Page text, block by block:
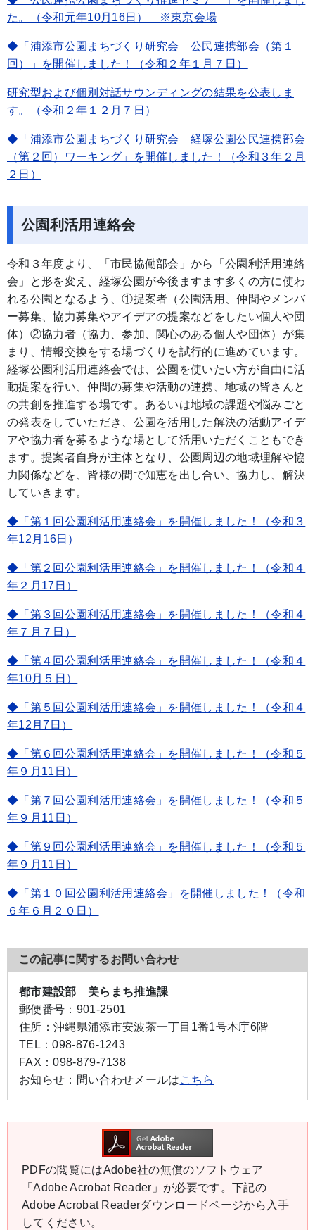
た。（令和元年10月16日） ※東京会場
◆「浦添市公園まちづくり研究会 公民連携部会（第１
回）」を開催しました！（令和２年１月７日）
研究型および個別対話サウンディングの結果を公表しま
す。（令和２年１２月７日）
◆「浦添市公園まちづくり研究会 経塚公園公民連携部会
（第２回）ワーキング」を開催しました！（令和３年２月
２日）
公園利活用連絡会
令和３年度より、「市民協働部会」から「公園利活用連絡
会」と形を変え、経塚公園が今後ますます多くの方に使わ
れる公園となるよう、①提案者（公園活用、仲間やメンバ
ー募集、協力募集やアイデアの提案などをしたい個人や団
体）②協力者（協力、参加、関心のある個人や団体）が集
まり、情報交換をする場づくりを試行的に進めています。
経塚公園利活用連絡会では、公園を使いたい方が自由に活
動提案を行い、仲間の募集や活動の連携、地域の皆さんと
の共創を推進する場です。あるいは地域の課題や悩みごと
の発表をしていただき、公園を活用した解決の活動アイデ
アや協力者を募るような場として活用いただくこともでき
ます。提案者自身が主体となり、公園周辺の地域理解や協
力関係などを、皆様の間で知恵を出し合い、協力し、解決
していきます。
◆「第１回公園利活用連絡会」を開催しました！（令和３
年12月16日）
◆「第２回公園利活用連絡会」を開催しました！（令和４
年２月17日）
◆「第３回公園利活用連絡会」を開催しました！（令和４
年７月７日）
◆「第４回公園利活用連絡会」を開催しました！（令和４
年10月５日）
◆「第５回公園利活用連絡会」を開催しました！（令和４
年12月7日）
◆「第６回公園利活用連絡会」を開催しました！（令和５
年９月11日）
◆「第７回公園利活用連絡会」を開催しました！（令和５
年９月11日）
◆「第９回公園利活用連絡会」を開催しました！（令和５
年９月11日）
◆「第１０回公園利活用連絡会」を開催しました！（令和
６年６月２０日）
この記事に関するお問い合わせ
都市建設部 美らまち推進課
郵便番号： 901-2501
住所： 沖縄県浦添市安波茶一丁目1番1号本庁6階
TEL：098-876-1243
FAX：098-879-7138
お知らせ： 問い合わせメールは こちら
PDFの閲覧にはAdobe社の無償のソフトウェア
「Adobe Acrobat Reader」が必要です。下記の
Adobe Acrobat Readerダウンロードページから入手
してください。